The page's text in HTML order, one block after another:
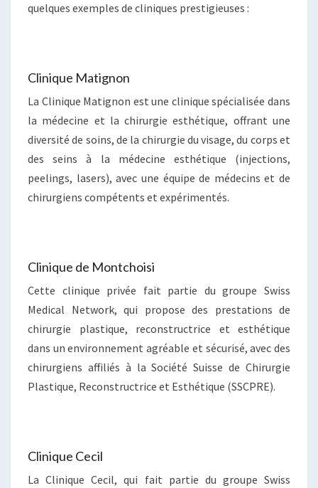
quelques exemples de cliniques prestigieuses :
Clinique Matignon
La Clinique Matignon est une clinique spécialisée dans
la médecine et la chirurgie esthétique, offrant une
diversité de soins, de la chirurgie du visage, du corps et
des seins à la médecine esthétique (injections,
peelings, lasers), avec une équipe de médecins et de
chirurgiens compétents et expérimentés.
Clinique de Montchoisi
Cette clinique privée fait partie du groupe Swiss
Medical Network, qui propose des prestations de
chirurgie plastique, reconstructrice et esthétique
dans un environnement agréable et sécurisé, avec des
chirurgiens affiliés à la Société Suisse de Chirurgie
Plastique, Reconstructrice et Esthétique (SSCPRE).
Clinique Cecil
La Clinique Cecil, qui fait partie du groupe Swiss